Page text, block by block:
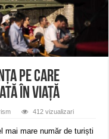
de copii la Carașova VIDEO
– str. Văliugului și
pe care
în viață
412 vizualizari
mai mare număr de turiști